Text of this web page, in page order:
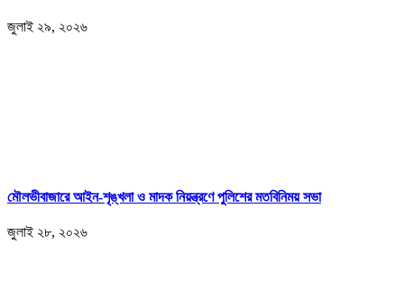
জুলাই ২৯, ২০২৬
মৌলভীবাজারে আইন-শৃঙ্খলা ও মাদক নিয়ন্ত্রণে পুলিশের মতবিনিময় সভা
জুলাই ২৮, ২০২৬